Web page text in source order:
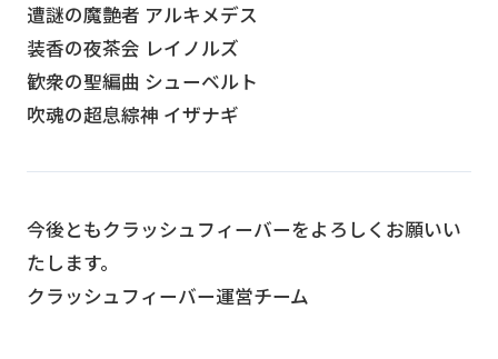
遭謎の魔艶者 アルキメデス
装香の夜茶会 レイノルズ
歓衆の聖編曲 シューベルト
吹魂の超息綜神 イザナギ
今後ともクラッシュフィーバーをよろしくお願いい
たします。
クラッシュフィーバー運営チーム